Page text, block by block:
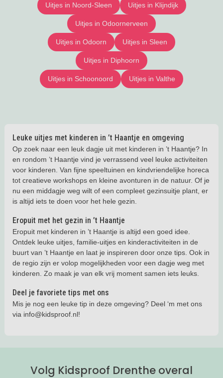
Uitjes in Noord-Sleen Uitjes in Klijndijk
Uitjes in Odoornerveen
Uitjes in Odoorn Uitjes in Sleen
Uitjes in Diphoorn
Uitjes in Schoonoord Uitjes in Valthe
Leuke uitjes met kinderen in ’t Haantje en omgeving
Op zoek naar een leuk dagje uit met kinderen in ’t Haantje? In
en rondom ’t Haantje vind je verrassend veel leuke activiteiten
voor kinderen. Van fijne speeltuinen en kindvriendelijke horeca
tot creatieve workshops en kleine avonturen in de natuur. Of je
nu een middagje weg wilt of een compleet gezinsuitje plant, er
is altijd iets te doen voor het hele gezin.
Eropuit met het gezin in ’t Haantje
Eropuit met kinderen in ’t Haantje is altijd een goed idee.
Ontdek leuke uitjes, familie-uitjes en kinderactiviteiten in de
buurt van ’t Haantje en laat je inspireren door onze tips. Ook in
de regio zijn er volop mogelijkheden voor een dagje weg met
kinderen. Zo maak je van elk vrij moment samen iets leuks.
Deel je favoriete tips met ons
Mis je nog een leuke tip in deze omgeving? Deel ‘m met ons
via info@kidsproof.nl!
Volg Kidsproof Drenthe overal